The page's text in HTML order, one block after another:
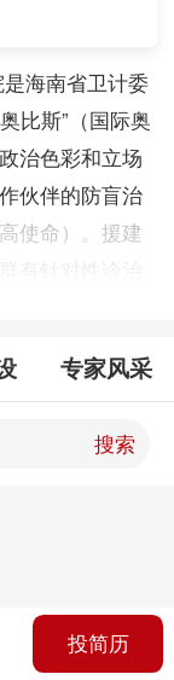
海南省卫计委
比斯”（国际奥
治色彩和立场
伙伴的防盲治
使命）。援建
有针对性诊治
机构，是“国际
城镇居民医疗
，主治医师2
专家风采
搜索
投简历